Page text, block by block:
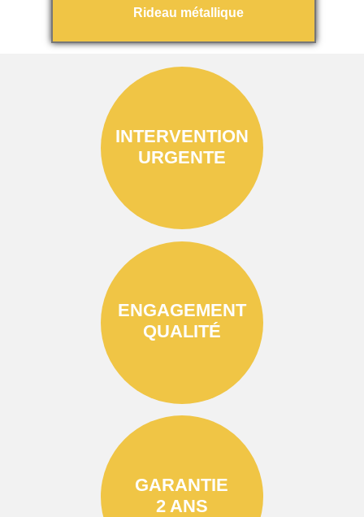
Rideau métallique
INTERVENTION
URGENTE
ENGAGEMENT
QUALITÉ
GARANTIE
2 ANS